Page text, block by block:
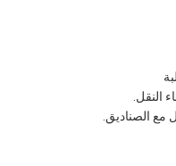
النقل.
مع الصناديق.